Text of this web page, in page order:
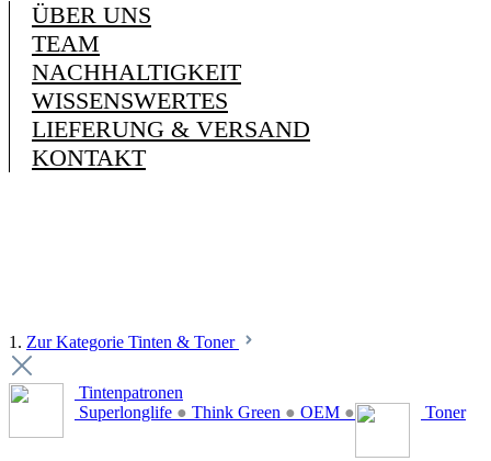
ÜBER UNS
TEAM
NACHHALTIGKEIT
WISSENSWERTES
LIEFERUNG & VERSAND
KONTAKT
1. Zur Kategorie Tinten & Toner
Tintenpatronen
Superlonglife ● Think Green ● OEM ● Toner